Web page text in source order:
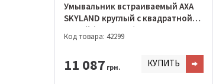
Умывальник встраиваемый AXA
SKYLAND круглый с квадратной
чашей (32136001)
Код товара: 42299
11 087 грн. КУПИТЬ